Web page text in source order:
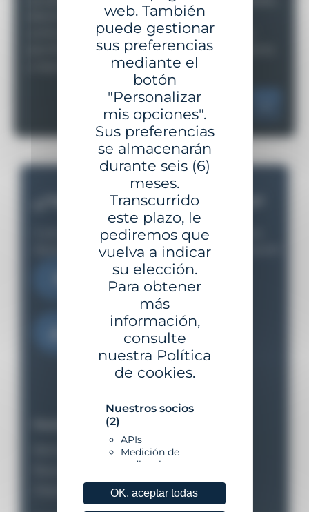
web. También
puede gestionar
sus preferencias
mediante el
botón
"Personalizar
mis opciones".
Sus preferencias
se almacenarán
durante seis (6)
meses.
Transcurrido
este plazo, le
pediremos que
vuelva a indicar
su elección.
Para obtener
más
información,
consulte
nuestra Política
de cookies.
Nuestros socios
(2)
APIs
Medición de
audiencia
OK, aceptar todas
diseñar un sistema coherente y sostenible
conforme a los estándares internacionales, y
planificar su implementación de forma eficiente
¿TIENE UN PROYECTO?
Cuéntanos tus necesidades y te apoyaremos
desde el estudio inicial hasta la implementación
Contáctanos
Descargar el catálogo
Nuestro equipo
Balizamiento marítimo y fluvial
Dispositivos de amarre